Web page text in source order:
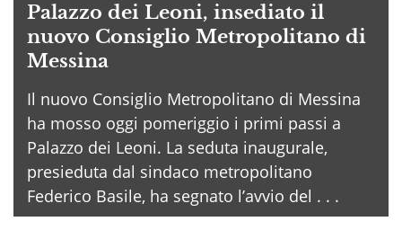
Palazzo dei Leoni, insediato il
nuovo Consiglio Metropolitano di
Messina
Il nuovo Consiglio Metropolitano di Messina
ha mosso oggi pomeriggio i primi passi a
Palazzo dei Leoni. La seduta inaugurale,
presieduta dal sindaco metropolitano
Federico Basile, ha segnato l’avvio del . . .